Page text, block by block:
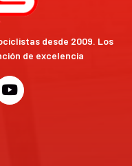
desde 2009. Los
de excelencia